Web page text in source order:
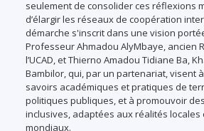
seulement de consolider ces réflexions
d’élargir les réseaux de coopération
démarche s'inscrit dans une vision
Professeur Ahmadou AlyMbaye, ancien
l’UCAD, et Thierno Amadou Tidiane Ba,
Bambilor, qui, par un partenariat, visent
savoirs académiques et pratiques de
politiques publiques, et à promouvoir
inclusives, adaptées aux réalités locales
mondiaux.